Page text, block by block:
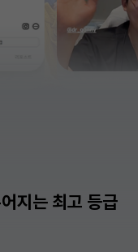
지는 최고 등급